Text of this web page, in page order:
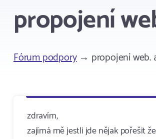
propojení
Fórum podpory→ propojení web.
zdravím,
zajímá mě jestli jde nějak pořešit